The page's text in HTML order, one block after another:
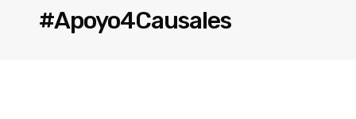
#Apoyo4Causales